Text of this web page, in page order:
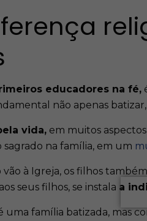
educadores na fé,
não apenas
vida, em muitos
na família, em um
vão à Igreja, os filhos
seus filhos, se instala a
uma família batizada, mas